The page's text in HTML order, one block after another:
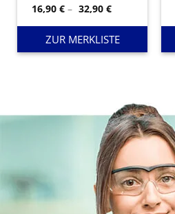
16,90€ – 32,90€Preisspanne:
16,90 €
bis
32,90 €
ZUR MERKLISTE